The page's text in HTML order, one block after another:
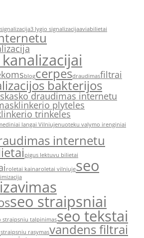
3 lygio signalizacijaaviabilietai
blogcerpesdraudimasfiltrai
bakterijos
kasko draudimas internetu
klinkerio plyteles
trinkeles
langai Vilniujenuoteku valymo irenginiai
internetu
pigus lektuvu bilietai
roletai kainaroletai vilniujeseo
seo straipsniai
straipsniu talpinimasseo tekstai
straipsniu rasymasvandens filtrai